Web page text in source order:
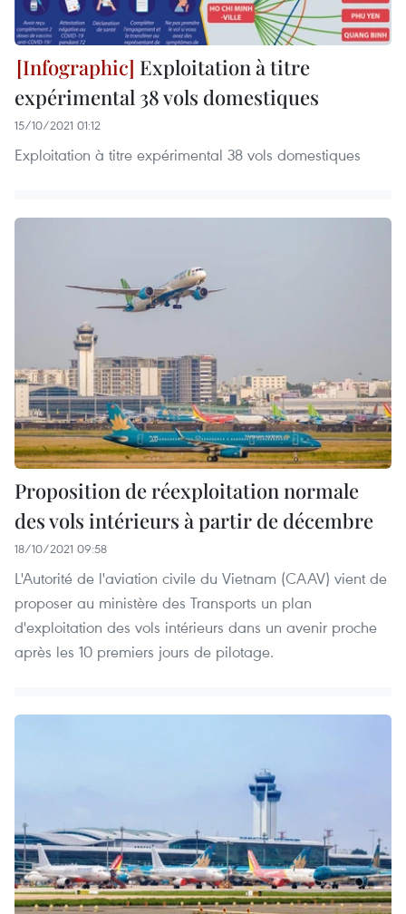
Exploitation à titre
expérimental 38 vols domestiques
15/10/2021 01:12
Exploitation à titre expérimental 38 vols domestiques
Proposition de réexploitation normale
des vols intérieurs à partir de décembre
18/10/2021 09:58
L'Autorité de l'aviation civile du Vietnam (CAAV) vient de
proposer au ministère des Transports un plan
d'exploitation des vols intérieurs dans un avenir proche
après les 10 premiers jours de pilotage.